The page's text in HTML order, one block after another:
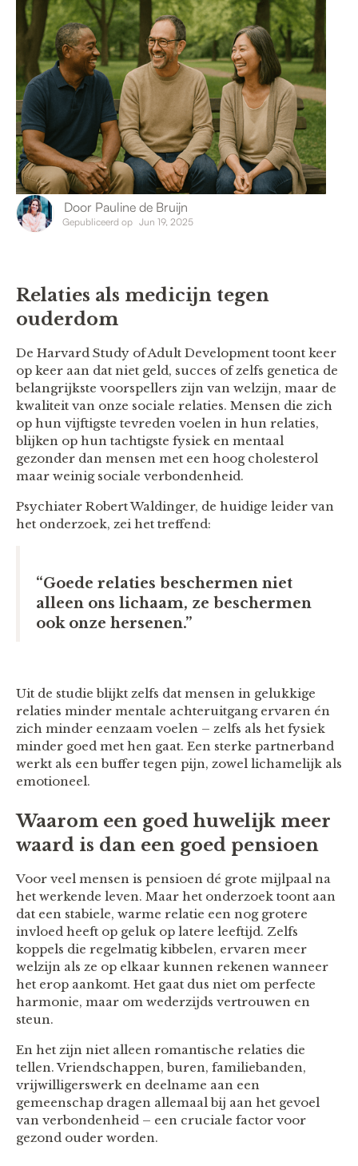
Door Pauline de Bruijn
Gepubliceerd op Jun 19, 2025
Relaties als medicijn tegen
ouderdom
De Harvard Study of Adult Development toont keer
op keer aan dat niet geld, succes of zelfs genetica de
belangrijkste voorspellers zijn van welzijn, maar de
kwaliteit van onze sociale relaties. Mensen die zich
op hun vijftigste tevreden voelen in hun relaties,
blijken op hun tachtigste fysiek en mentaal
gezonder dan mensen met een hoog cholesterol
maar weinig sociale verbondenheid.
Psychiater Robert Waldinger, de huidige leider van
het onderzoek, zei het treffend:
“Goede relaties beschermen niet
alleen ons lichaam, ze beschermen
ook onze hersenen.”
Uit de studie blijkt zelfs dat mensen in gelukkige
relaties minder mentale achteruitgang ervaren én
zich minder eenzaam voelen – zelfs als het fysiek
minder goed met hen gaat. Een sterke partnerband
werkt als een buffer tegen pijn, zowel lichamelijk als
emotioneel.
Waarom een goed huwelijk meer
waard is dan een goed pensioen
Voor veel mensen is pensioen dé grote mijlpaal na
het werkende leven. Maar het onderzoek toont aan
dat een stabiele, warme relatie een nog grotere
invloed heeft op geluk op latere leeftijd. Zelfs
koppels die regelmatig kibbelen, ervaren meer
welzijn als ze op elkaar kunnen rekenen wanneer
het erop aankomt. Het gaat dus niet om perfecte
harmonie, maar om wederzijds vertrouwen en
steun.
En het zijn niet alleen romantische relaties die
tellen. Vriendschappen, buren, familiebanden,
vrijwilligerswerk en deelname aan een
gemeenschap dragen allemaal bij aan het gevoel
van verbondenheid – een cruciale factor voor
gezond ouder worden.